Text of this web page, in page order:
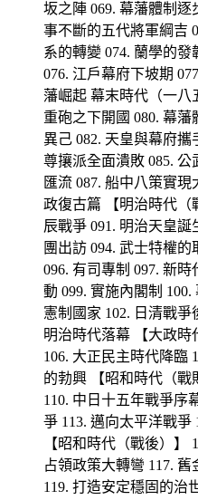
坂之陣 069. 幕藩體制逐
事不斷的五代將軍綱吉
系的轉變 074. 蘭學的
076. 江戶幕府下坡期
藩崛起 幕末時代（一八
重砲之下開國 080. 幕
異己 082. 天皇與幕府攜
尊攘派全面潰敗 085.
匯流 087. 船中八策實
政復古篇 【明治時代（
辰戰爭 091. 明治天皇誕
團出訪 094. 武士特權
096. 有司專制 097. 新
動 099. 實施內閣制
憲制國家 102. 日清戰爭
明治時代落幕 【大政時
106. 大正民主時代降臨
的勃興 【昭和時代（戰
110. 中日十五年戰爭序
爭 113. 邁向太平洋戰爭
【昭和時代（戰後）】
占領政策大轉彎 117.
119. 打造安定穩固的治